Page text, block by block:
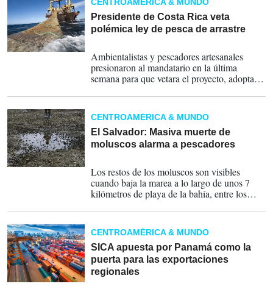
Presidente de Costa Rica veta
polémica ley de pesca de arrastre
Ambientalistas y pescadores artesanales
presionaron al mandatario en la última
semana para que vetara el proyecto, adoptado
diputados. Otros 18 votaron contra y los
restantes se abstuvieron o ausentaron.
CENTROAMÉRICA & MUNDO
El Salvador: Masiva muerte de
moluscos alarma a pescadores
Los restos de los moluscos son visibles
cuando baja la marea a lo largo de unos 7
kilómetros de playa de la bahía, entre los
olor fétido de los moluscos en
descomposición delata la mortandad.
CENTROAMÉRICA & MUNDO
SICA apuesta por Panamá como la
puerta para las exportaciones
regionales